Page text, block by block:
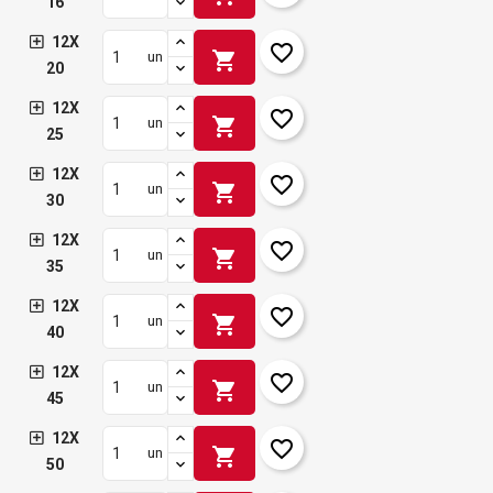
12X
20
un shopping_cart favorite_border
12X
25
un shopping_cart favorite_border
12X
30
un shopping_cart favorite_border
12X
35
un shopping_cart favorite_border
12X
40
un shopping_cart favorite_border
12X
45
un shopping_cart favorite_border
12X
50
un shopping_cart favorite_border